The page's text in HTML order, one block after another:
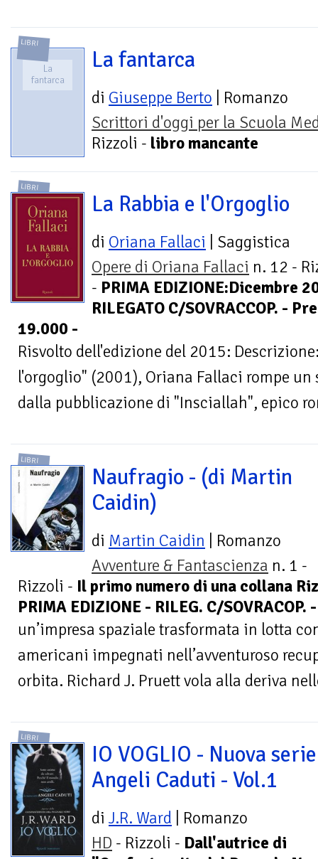
LIBRI
La
fantarca
La fantarca
di Giuseppe Berto | Romanzo
Scrittori d'oggi per la Scuola
Rizzoli - libro mancante
LIBRI
La Rabbia e l'Orgoglio
di Oriana Fallaci | Saggistica
Opere di Oriana Fallaci n. 12 -
- PRIMA EDIZIONE:Dicembre
RILEGATO C/SOVRACCOP. -
19.000 -
Risvolto dell'edizione del 2015:
l'orgoglio" (2001), Oriana Fallaci rompe
dalla pubblicazione di "Insciallah", epico
LIBRI
Naufragio - (di Martin
Caidin)
di Martin Caidin | Romanzo
Avventure & Fantascienza n. 1 -
Rizzoli - Il primo numero di una collana
PRIMA EDIZIONE - RILEG. C/SOVRACOP. -
un’impresa spaziale trasformata in lotta
americani impegnati nell’avventuroso
orbita. Richard J. Pruett vola alla deriva
LIBRI
IO VOGLIO - Nuova
Angeli Caduti - Vol.1
di J.R. Ward | Romanzo
HD - Rizzoli - Dall'autrice di